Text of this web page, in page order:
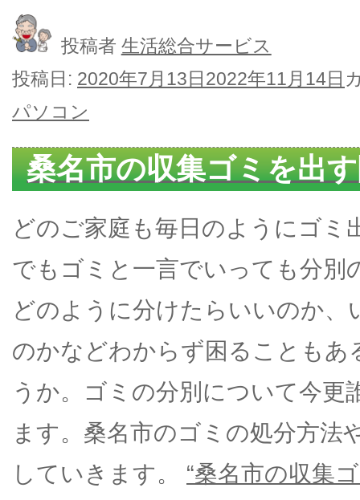
投稿者 生活総合サービス
投稿日: 2020年7月13日2022年11月14日
パソコン
桑名市の収集ゴミを出
どのご家庭も毎日のようにゴミ
でもゴミと一言でいっても分別
どのように分けたらいいのか、
のかなどわからず困ることもあ
うか。ゴミの分別について今
ます。桑名市のゴミの処分方法
していきます。 “桑名市の収集